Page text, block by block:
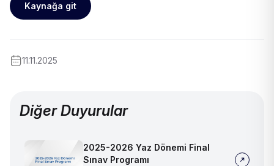
Kaynağa git
11.11.2025
Diğer Duyurular
2025-2026 Yaz Dönemi Final
Sınav Programı